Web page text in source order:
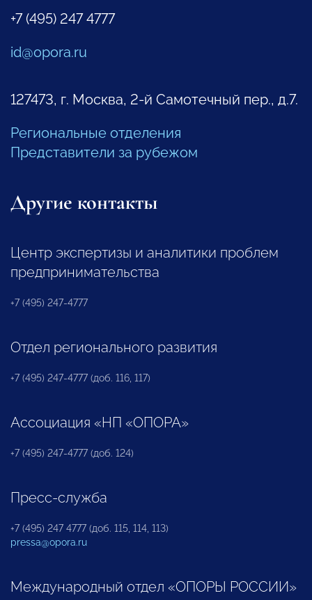
+7 (495) 247 4777
id@opora.ru
127473, г. Москва, 2-й Самотечный пер., д.7.
Региональные отделения
Представители за рубежом
Другие контакты
Центр экспертизы и аналитики проблем
предпринимательства
+7 (495) 247-4777
Отдел регионального развития
+7 (495) 247-4777 (доб. 116, 117)
Ассоциация «НП «ОПОРА»
+7 (495) 247-4777 (доб. 124)
Пресс-служба
+7 (495) 247 4777 (доб. 115, 114, 113)
pressa@opora.ru
Международный отдел «ОПОРЫ РОССИИ»